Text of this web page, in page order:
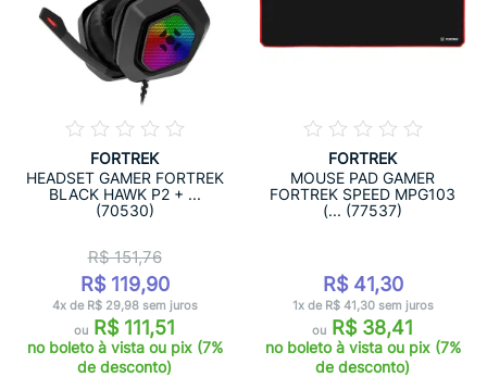
FORTREK
HEADSET GAMER FORTREK
BLACK HAWK P2 + ...
(70530)
R$ 151,76
R$ 119,90
4x de R$ 29,98 sem juros
ou R$ 111,51
no boleto à vista ou pix (7%
de desconto)
FORTREK
MOUSE PAD GAMER
FORTREK SPEED MPG103
(... (77537)
R$ 41,30
1x de R$ 41,30 sem juros
ou R$ 38,41
no boleto à vista ou pix (7%
de desconto)